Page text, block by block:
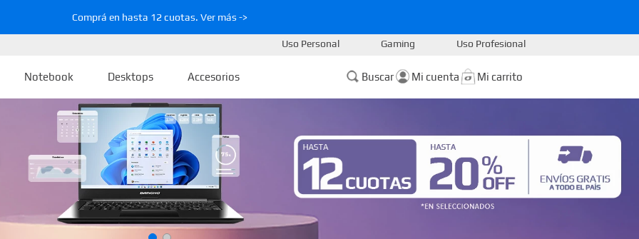
Comprá en hasta 12 cuotas. Ver más ->
Uso Personal Gaming Uso Profesional
Notebook Desktops Accesorios Buscar